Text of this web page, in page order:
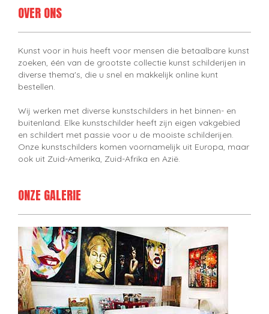
OVER ONS
Kunst voor in huis heeft voor mensen die betaalbare kunst
zoeken, één van de grootste collectie kunst schilderijen in
diverse thema's, die u snel en makkelijk online kunt
bestellen.
Wij werken met diverse kunstschilders in het binnen- en
buitenland. Elke kunstschilder heeft zijn eigen vakgebied
en schildert met passie voor u de mooiste schilderijen.
Onze kunstschilders komen voornamelijk uit Europa, maar
ook uit Zuid-Amerika, Zuid-Afrika en Azië.
ONZE GALERIE